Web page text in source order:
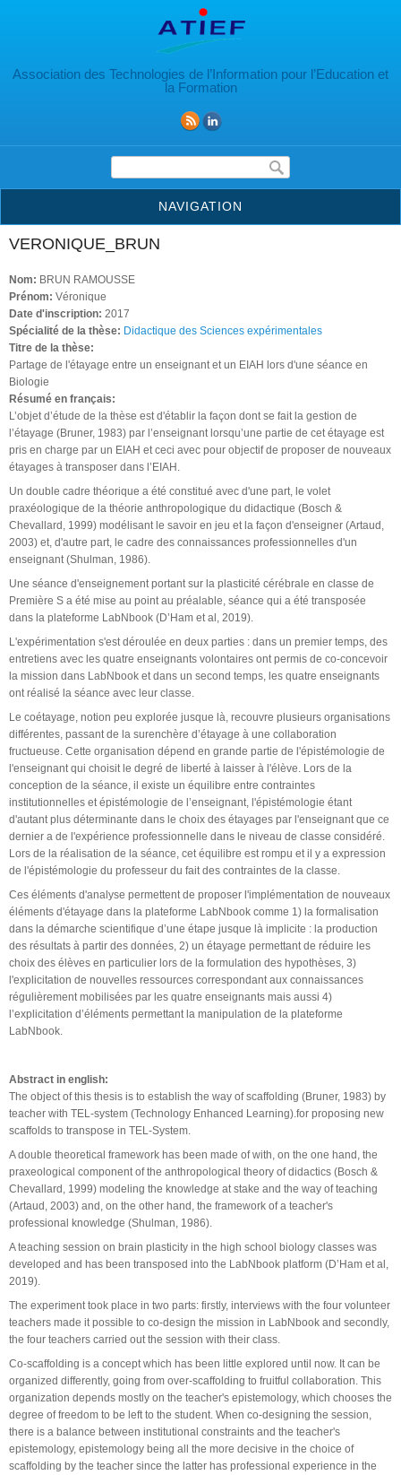
Association des Technologies de l’Information pour l’Education et
la Formation
Formulaire de recherche
NAVIGATION
VERONIQUE_BRUN
Nom: BRUN RAMOUSSE
Prénom: Véronique
Date d'inscription: 2017
Spécialité de la thèse: Didactique des Sciences expérimentales
Titre de la thèse:
Partage de l'étayage entre un enseignant et un EIAH lors d'une séance en
Biologie
Résumé en français:
L’objet d’étude de la thèse est d'établir la façon dont se fait la gestion de
l’étayage (Bruner, 1983) par l’enseignant lorsqu’une partie de cet étayage est
pris en charge par un EIAH et ceci avec pour objectif de proposer de nouveaux
étayages à transposer dans l’EIAH.
Un double cadre théorique a été constitué avec d'une part, le volet
praxéologique de la théorie anthropologique du didactique (Bosch &
Chevallard, 1999) modélisant le savoir en jeu et la façon d'enseigner (Artaud,
2003) et, d'autre part, le cadre des connaissances professionnelles d'un
enseignant (Shulman, 1986).
Une séance d'enseignement portant sur la plasticité cérébrale en classe de
Première S a été mise au point au préalable, séance qui a été transposée
dans la plateforme LabNbook (D’Ham et al, 2019).
L'expérimentation s'est déroulée en deux parties : dans un premier temps, des
entretiens avec les quatre enseignants volontaires ont permis de co-concevoir
la mission dans LabNbook et dans un second temps, les quatre enseignants
ont réalisé la séance avec leur classe.
Le coétayage, notion peu explorée jusque là, recouvre plusieurs organisations
différentes, passant de la surenchère d’étayage à une collaboration
fructueuse. Cette organisation dépend en grande partie de l'épistémologie de
l'enseignant qui choisit le degré de liberté à laisser à l'élève. Lors de la
conception de la séance, il existe un équilibre entre contraintes
institutionnelles et épistémologie de l’enseignant, l'épistémologie étant
d'autant plus déterminante dans le choix des étayages par l'enseignant que ce
dernier a de l'expérience professionnelle dans le niveau de classe considéré.
Lors de la réalisation de la séance, cet équilibre est rompu et il y a expression
de l'épistémologie du professeur du fait des contraintes de la classe.
Ces éléments d'analyse permettent de proposer l'implémentation de nouveaux
éléments d'étayage dans la plateforme LabNbook comme 1) la formalisation
dans la démarche scientifique d’une étape jusque là implicite : la production
des résultats à partir des données, 2) un étayage permettant de réduire les
choix des élèves en particulier lors de la formulation des hypothèses, 3)
l'explicitation de nouvelles ressources correspondant aux connaissances
régulièrement mobilisées par les quatre enseignants mais aussi 4)
l’explicitation d’éléments permettant la manipulation de la plateforme
LabNbook.
Abstract in english:
The object of this thesis is to establish the way of scaffolding (Bruner, 1983) by
teacher with TEL-system (Technology Enhanced Learning).for proposing new
scaffolds to transpose in TEL-System.
A double theoretical framework has been made of with, on the one hand, the
praxeological component of the anthropological theory of didactics (Bosch &
Chevallard, 1999) modeling the knowledge at stake and the way of teaching
(Artaud, 2003) and, on the other hand, the framework of a teacher's
professional knowledge (Shulman, 1986).
A teaching session on brain plasticity in the high school biology classes was
developed and has been transposed into the LabNbook platform (D’Ham et al,
2019).
The experiment took place in two parts: firstly, interviews with the four volunteer
teachers made it possible to co-design the mission in LabNbook and secondly,
the four teachers carried out the session with their class.
Co-scaffolding is a concept which has been little explored until now. It can be
organized differently, going from over-scaffolding to fruitful collaboration. This
organization depends mostly on the teacher's epistemology, which chooses the
degree of freedom to be left to the student. When co-designing the session,
there is a balance between institutional constraints and the teacher's
epistemology, epistemology being all the more decisive in the choice of
scaffolding by the teacher since the latter has professional experience in the